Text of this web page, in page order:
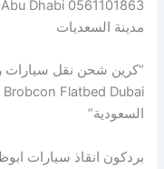
مدينة السعديات
السعودية”